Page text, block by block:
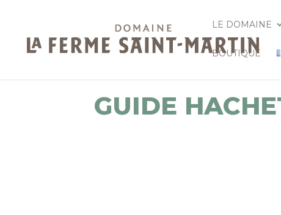
LE DOMAINE
BOUTIQUE
GUIDE